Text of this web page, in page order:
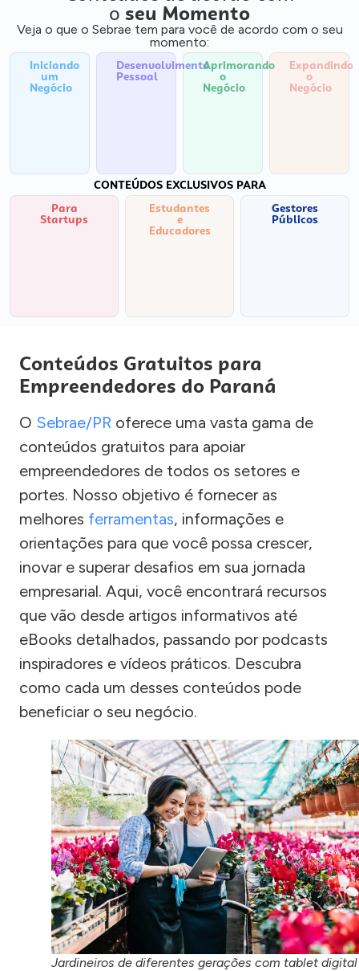
o seu Momento
Veja o que o Sebrae tem para você de acordo com o seu
momento:
Iniciando
um
Negócio
Desenvolvimento
Pessoal
Aprimorando
o
Negócio
Expandindo
o
Negócio
CONTEÚDOS EXCLUSIVOS PARA
Para
Startups
Estudantes
e
Educadores
Gestores
Públicos
Conteúdos Gratuitos para
Empreendedores do Paraná
O Sebrae/PR oferece uma vasta gama de
conteúdos gratuitos para apoiar
empreendedores de todos os setores e
portes. Nosso objetivo é fornecer as
melhores ferramentas, informações e
orientações para que você possa crescer,
inovar e superar desafios em sua jornada
empresarial. Aqui, você encontrará recursos
que vão desde artigos informativos até
eBooks detalhados, passando por podcasts
inspiradores e vídeos práticos. Descubra
como cada um desses conteúdos pode
beneficiar o seu negócio.
Jardineiros de diferentes gerações com tablet digital